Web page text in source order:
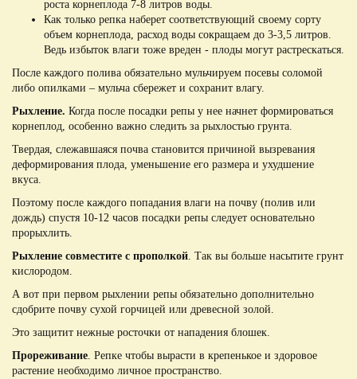
роста корнеплода 7-8 литров воды.
Как только репка наберет соответствующий своему сорту
объем корнеплода, расход воды сокращаем до 3-3,5 литров.
Ведь избыток влаги тоже вреден - плоды могут растрескаться.
После каждого полива обязательно мульчируем посевы соломой
либо опилками – мульча сбережет и сохранит влагу.
Рыхление. Когда после посадки репы у нее начнет формироваться
корнеплод, особенно важно следить за рыхлостью грунта.
Твердая, слежавшаяся почва становится причиной вызревания
деформирования плода, уменьшение его размера и ухудшение
вкуса.
Поэтому после каждого попадания влаги на почву (полив или
дождь) спустя 10-12 часов посадки репы следует основательно
прорыхлить.
Рыхление совместите с прополкой. Так вы больше насытите грунт
кислородом.
А вот при первом рыхлении репы обязательно дополнительно
сдобрите почву сухой горчицей или древесной золой.
Это защитит нежные росточки от нападения блошек.
Прореживание. Репке чтобы вырасти в крепенькое и здоровое
растение необходимо личное пространство.